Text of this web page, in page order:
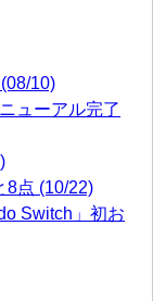
10)
ューアル完了
8点 (10/22)
Switch」初お